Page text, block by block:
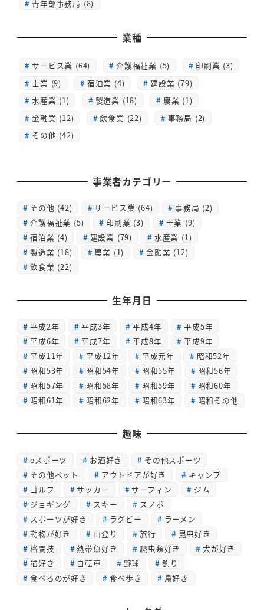
青年部事務局 (8)
業種
サービス業 (64) 介護福祉業 (5)
印刷業 (3)
士業 (9)
宿泊業 (4)
建設業 (79)
水産業 (1)
製造業 (18)
農業 (1)
金融業 (12)
飲食業 (22)
事務局 (2)
その他 (42)
事業者カテゴリー
その他 (42) サービス業 (64) 事務局 (2)
介護福祉業 (5) 印刷業 (3) 士業 (9)
宿泊業 (4) 建設業 (79) 水産業 (1)
製造業 (18) 農業 (1) 金融業 (12)
飲食業 (22)
生年月日
平成2年 平成3年 平成4年
平成5年
平成6年
平成7年 平成8年
平成9年
平成11年
平成12年 平成元年
昭和52年
昭和53年
昭和54年 昭和55年
昭和56年
昭和57年
昭和58年 昭和59年
昭和60年
昭和61年
昭和62年 昭和63年 昭和その他
趣味
eスポーツ お酒好き
その他スポーツ
その他ペット
アウトドアが好き
キャンプ
ゴルフ
サッカー サーフィン
ジム
ジョギング
スキー
スノボ
スポーツが好き
ラグビー
ラーメン
動物が好き
山登り 旅行
昆虫好き
格闘技
熱帯魚好き 爬虫類好き
犬が好き
猫好き
自転車 野球
釣り
食べるのが好き
食べ歩き 鳥好き